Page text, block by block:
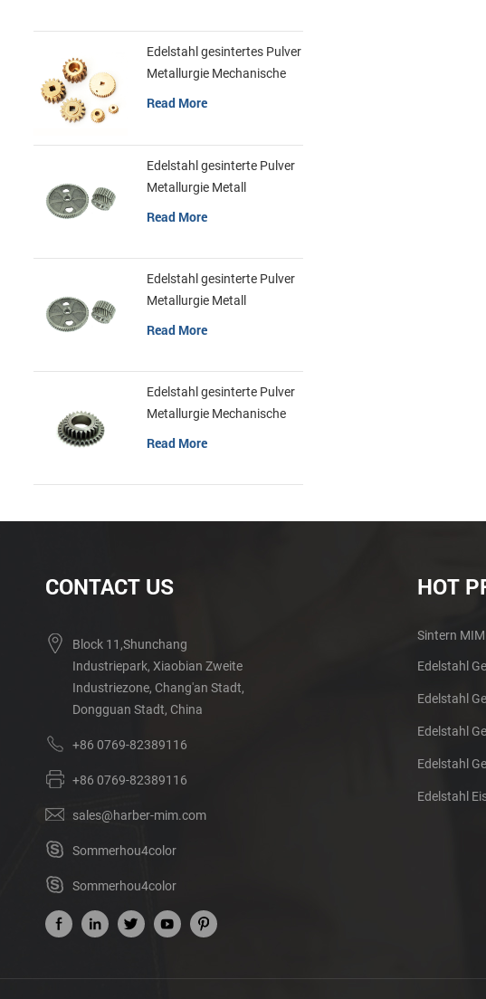
Edelstahl gesintertes Pulver
Metallurgie Mechanische
Messing Getriebe
Read More
Edelstahl gesinterte Pulver
Metallurgie Metall
Zahnräder
Read More
Edelstahl gesinterte Pulver
Metallurgie Metall
Zahnräder
Read More
Edelstahl gesinterte Pulver
Metallurgie Mechanische
Zahnradring
Read More
CONTACT US
Block 11,Shunchang
Industriepark, Xiaobian Zweite
Industriezone, Chang'an Stadt,
Dongguan Stadt, China
+86 0769-82389116
+86 0769-82389116
sales@harber-mim.com
Sommerhou4color
Sommerhou4color
HOT